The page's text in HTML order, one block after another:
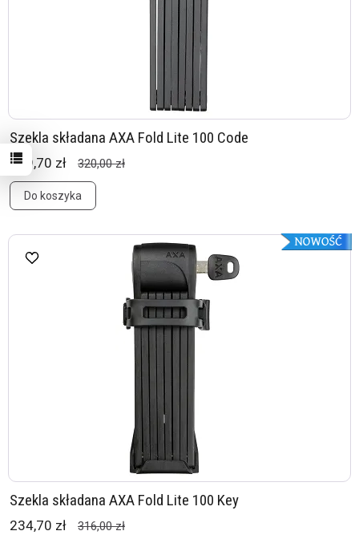
Szekla składana AXA Fold Lite 100 Code
239,70 zł 320,00 zł
Do koszyka
Szekla składana AXA Fold Lite 100 Key
234,70 zł 316,00 zł